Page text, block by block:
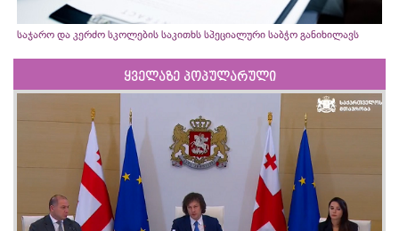
საჯარო და კერძო სკოლების საკითხს სპეციალური საბჭო განიხილავს
ყველაზე პოპულარული